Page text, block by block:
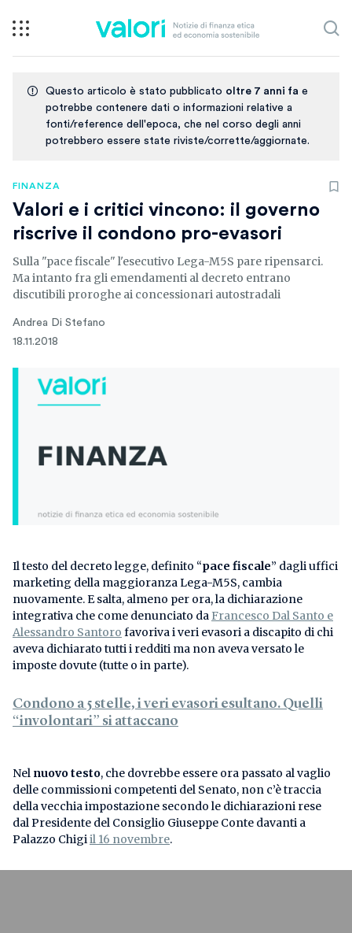
Questo articolo è stato pubblicato oltre 7 anni fa e
potrebbe contenere dati o informazioni relative a
fonti/reference dell'epoca, che nel corso degli anni
potrebbero essere state riviste/corrette/aggiornate.
FINANZA
Valori e i critici vincono: il governo
riscrive il condono pro-evasori
Sulla "pace fiscale" l'esecutivo Lega-M5S pare ripensarci.
Ma intanto fra gli emendamenti al decreto entrano
discutibili proroghe ai concessionari autostradali
Andrea Di Stefano
18.11.2018
Il testo del decreto legge, definito “pace fiscale” dagli uffici
marketing della maggioranza Lega-M5S, cambia
nuovamente. E salta, almeno per ora, la dichiarazione
integrativa che come denunciato da Francesco Dal Santo e
Alessandro Santoro favoriva i veri evasori a discapito di chi
aveva dichiarato tutti i redditi ma non aveva versato le
imposte dovute (tutte o in parte).
Condono a 5 stelle, i veri evasori esultano. Quelli
“involontari” si attaccano
Nel nuovo testo, che dovrebbe essere ora passato al vaglio
delle commissioni competenti del Senato, non c’è traccia
della vecchia impostazione secondo le dichiarazioni rese
dal Presidente del Consiglio Giuseppe Conte davanti a
Palazzo Chigiil 16 novembre.